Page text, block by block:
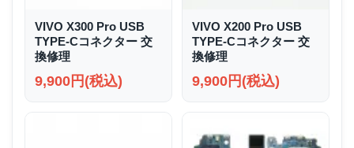
VIVO X300 Pro USB
TYPE-Cコネクター 交
換修理
9,900円(税込)
VIVO X200 Pro USB
TYPE-Cコネクター 交
換修理
9,900円(税込)